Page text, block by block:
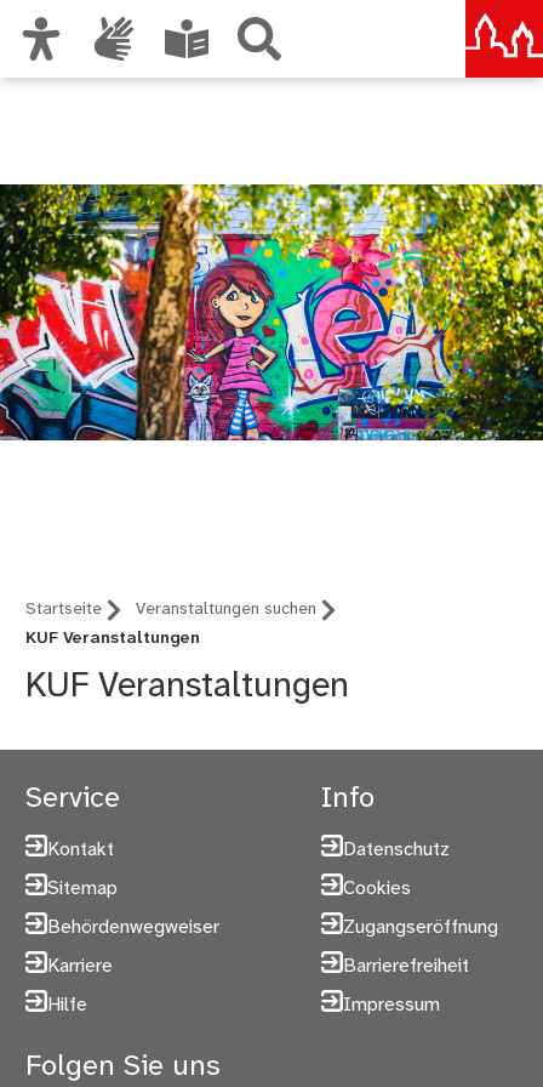
Startseite
Veranstaltungen suchen
KUF Veranstaltungen
KUF Veranstaltungen
Service
Kontakt
Sitemap
Behördenwegweiser
Karriere
Hilfe
Info
Datenschutz
Cookies
Zugangseröffnung
Barrierefreiheit
Impressum
Folgen Sie uns